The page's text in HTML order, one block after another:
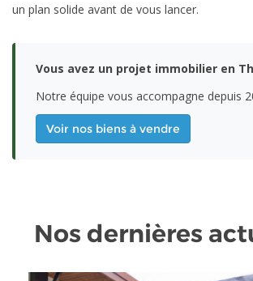
un plan solide avant de vous lancer.
Vous avez un projet immobilier en
Notre équipe vous accompagne depuis
Voir nos biens à vendre
Nos dernières